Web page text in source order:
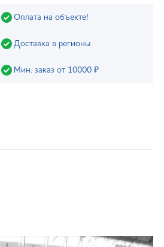
Оплата на объекте!
Доставка в регионы
Мин. заказ от 10000 ₽